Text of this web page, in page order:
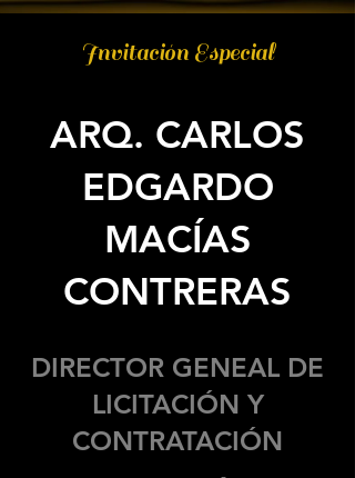
Invitación Especial
ARQ. CARLOS
EDGARDO
MACÍAS
CONTRERAS
DIRECTOR GENEAL DE
LICITACIÓN Y
CONTRATACIÓN